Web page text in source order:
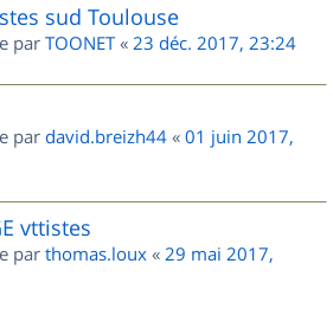
sud Toulouse
par TOONET« 23 déc. 2017, 23:24
par david.breizh44 « 01 juin 2017,
vttistes
par thomas.loux « 29 mai 2017,